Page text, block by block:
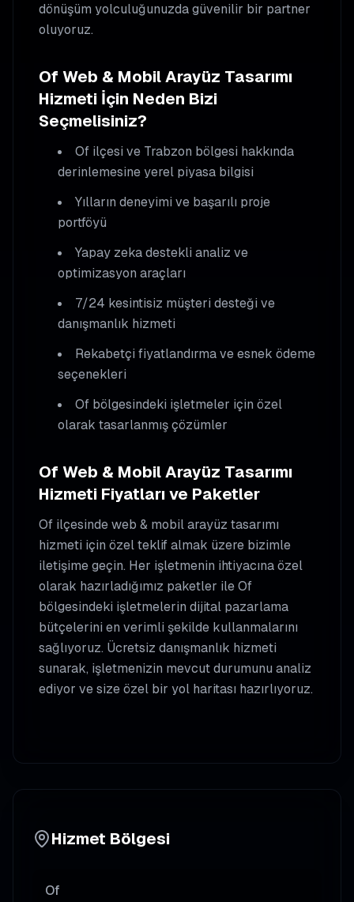
dönüşüm yolculuğunuzda güvenilir bir partner
oluyoruz.
Of Web & Mobil Arayüz Tasarımı
Hizmeti İçin Neden Bizi
Seçmelisiniz?
Of ilçesi ve Trabzon bölgesi hakkında
derinlemesine yerel piyasa bilgisi
Yılların deneyimi ve başarılı proje
portföyü
Yapay zeka destekli analiz ve
optimizasyon araçları
7/24 kesintisiz müşteri desteği ve
danışmanlık hizmeti
Rekabetçi fiyatlandırma ve esnek ödeme
seçenekleri
Of bölgesindeki işletmeler için özel
olarak tasarlanmış çözümler
Of Web & Mobil Arayüz Tasarımı
Hizmeti Fiyatları ve Paketler
Of ilçesindeweb & mobil arayüz tasarımı
hizmeti için özel teklif almak üzere bizimle
iletişime geçin. Her işletmenin ihtiyacına özel
olarak hazırladığımız paketler ileOf
bölgesindeki işletmelerin dijital pazarlama
bütçelerini en verimli şekilde kullanmalarını
sağlıyoruz. Ücretsiz danışmanlık hizmeti
sunarak, işletmenizin mevcut durumunu analiz
ediyor ve size özel bir yol haritası hazırlıyoruz.
Hizmet Bölgesi
Of